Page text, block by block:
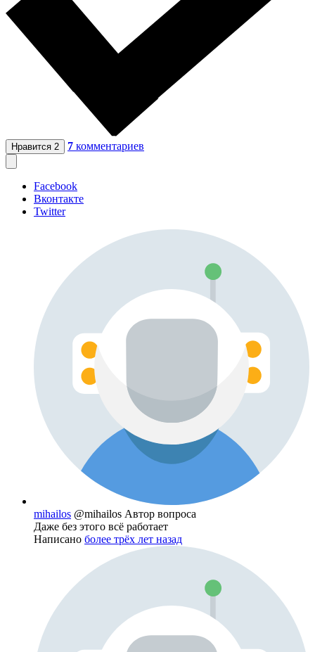
Нравится 2 7 комментариев
Facebook
Вконтакте
Twitter
mihailos @mihailos Автор вопроса
Даже без этого всё работает
Написано более трёх лет назад